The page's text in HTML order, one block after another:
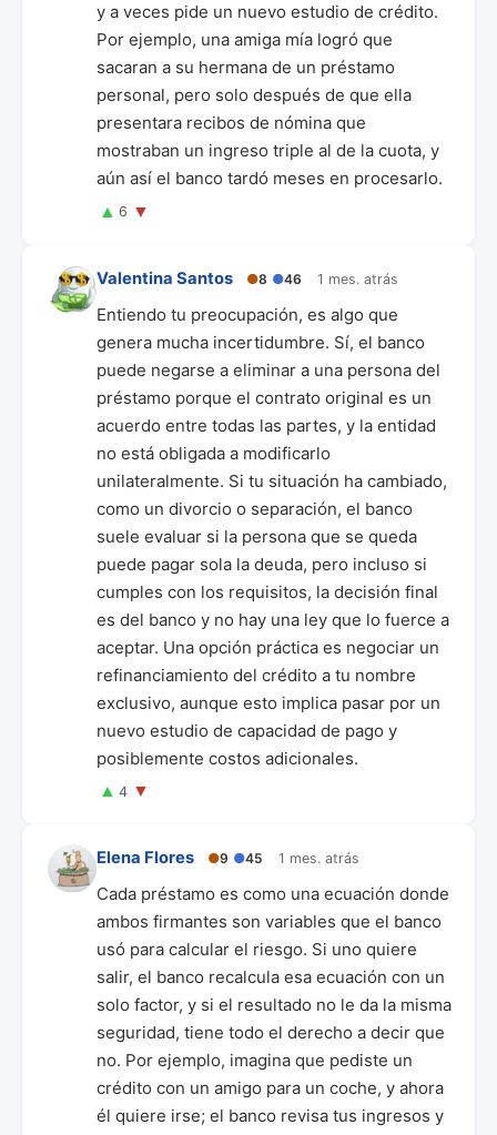
y a veces pide un nuevo estudio de crédito.
Por ejemplo, una amiga mía logró que
sacaran a su hermana de un préstamo
personal, pero solo después de que ella
presentara recibos de nómina que
mostraban un ingreso triple al de la cuota, y
aún así el banco tardó meses en procesarlo.
▲ 6 ▼
Valentina Santos ●8 ●46 1 mes. atrás
Entiendo tu preocupación, es algo que
genera mucha incertidumbre. Sí, el banco
puede negarse a eliminar a una persona del
préstamo porque el contrato original es un
acuerdo entre todas las partes, y la entidad
no está obligada a modificarlo
unilateralmente. Si tu situación ha cambiado,
como un divorcio o separación, el banco
suele evaluar si la persona que se queda
puede pagar sola la deuda, pero incluso si
cumples con los requisitos, la decisión final
es del banco y no hay una ley que lo fuerce a
aceptar. Una opción práctica es negociar un
refinanciamiento del crédito a tu nombre
exclusivo, aunque esto implica pasar por un
nuevo estudio de capacidad de pago y
posiblemente costos adicionales.
▲ 4 ▼
Elena Flores ●9 ●45 1 mes. atrás
Cada préstamo es como una ecuación donde
ambos firmantes son variables que el banco
usó para calcular el riesgo. Si uno quiere
salir, el banco recalcula esa ecuación con un
solo factor, y si el resultado no le da la misma
seguridad, tiene todo el derecho a decir que
no. Por ejemplo, imagina que pediste un
crédito con un amigo para un coche, y ahora
él quiere irse; el banco revisa tus ingresos y